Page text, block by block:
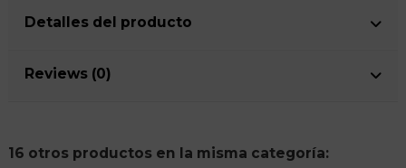
Detalles del producto
Reviews (0)
16 otros productos en la misma categoría: